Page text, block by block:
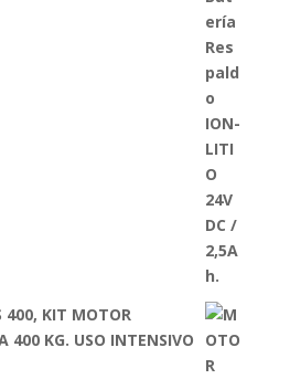
400, KIT MOTOR
400 KG. USO INTENSIVO